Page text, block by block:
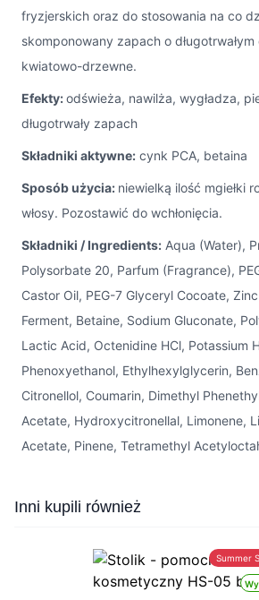
fryzjerskich oraz do stosowania na co
skomponowany zapach o długotrwałym
kwiatowo-drzewne.
Efekty:odświeża, nawilża, wygładza,
długotrwały zapach
Składniki aktywne: cynk PCA, betaina
Sposób użycia: niewielką ilość mgiełki
włosy. Pozostawić do wchłonięcia.
Składniki / Ingredients: Aqua (Water),
Polysorbate 20, Parfum (Fragrance),
Castor Oil, PEG-7 Glyceryl Cocoate,
Ferment, Betaine, Sodium Gluconate,
Lactic Acid, Octenidine HCl, Potassium
Phenoxyethanol, Ethylhexylglycerin,
Citronellol, Coumarin, Dimethyl
Acetate, Hydroxycitronellal, Limonene,
Acetate, Pinene, Tetramethyl
Press to skip carousel
Inni kupili również
Summer